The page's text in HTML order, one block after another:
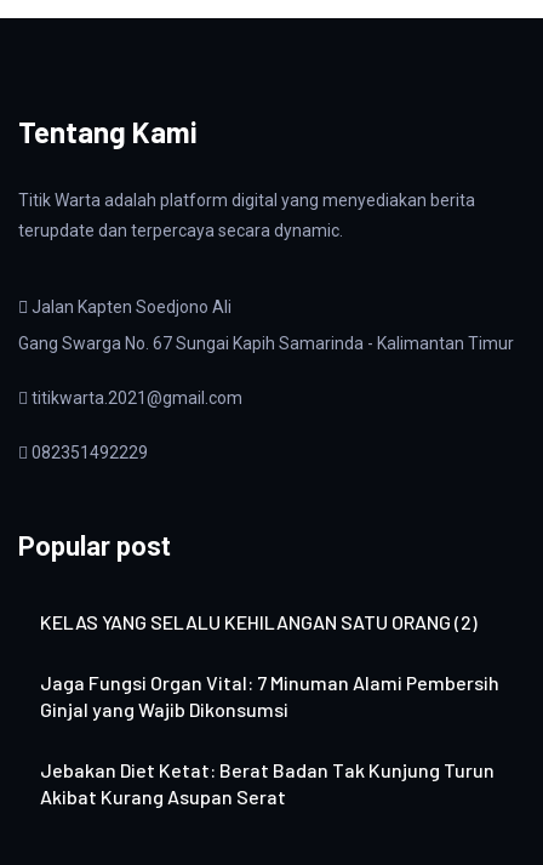
Tentang Kami
Titik Warta adalah platform digital yang menyediakan berita
terupdate dan terpercaya secara dynamic.
Jalan Kapten Soedjono Ali
Gang Swarga No. 67 Sungai Kapih Samarinda - Kalimantan Timur
titikwarta.2021@gmail.com
082351492229
Popular post
KELAS YANG SELALU KEHILANGAN SATU ORANG (2)
Jaga Fungsi Organ Vital: 7 Minuman Alami Pembersih
Ginjal yang Wajib Dikonsumsi
Jebakan Diet Ketat: Berat Badan Tak Kunjung Turun
Akibat Kurang Asupan Serat